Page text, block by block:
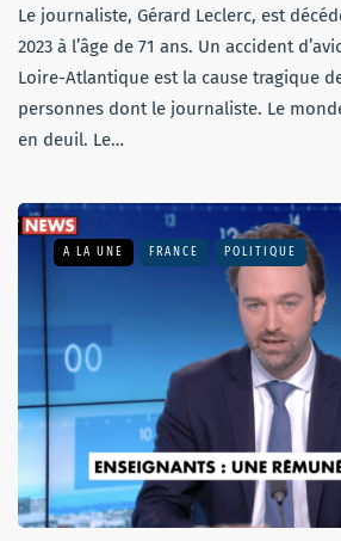
Le journaliste, Gérard Leclerc, est
2023 à l’âge de 71 ans. Un accident
Loire-Atlantique est la cause tragique
personnes dont le journaliste. Le
en deuil. Le…
A LA UNE FRANCE POLITIQUE